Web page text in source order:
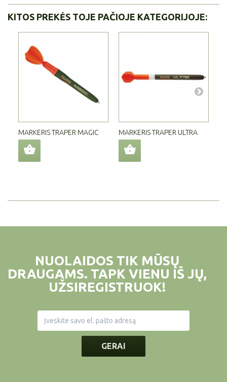
KITOS PREKĖS TOJE PAČIOJE KATEGORIJOJE:
MARKERIS TRAPER MAGIC MARKERIS TRAPER ULTRA
NUOLAIDOS TIK MŪSŲ
DRAUGAMS. TAPK VIENU IŠ JŲ,
UŽSIREGISTRUOK!
GERAI